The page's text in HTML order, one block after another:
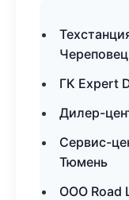
Череповец
ГК Expert
Дилер-
Сервис-
Тюмень
ООО Road